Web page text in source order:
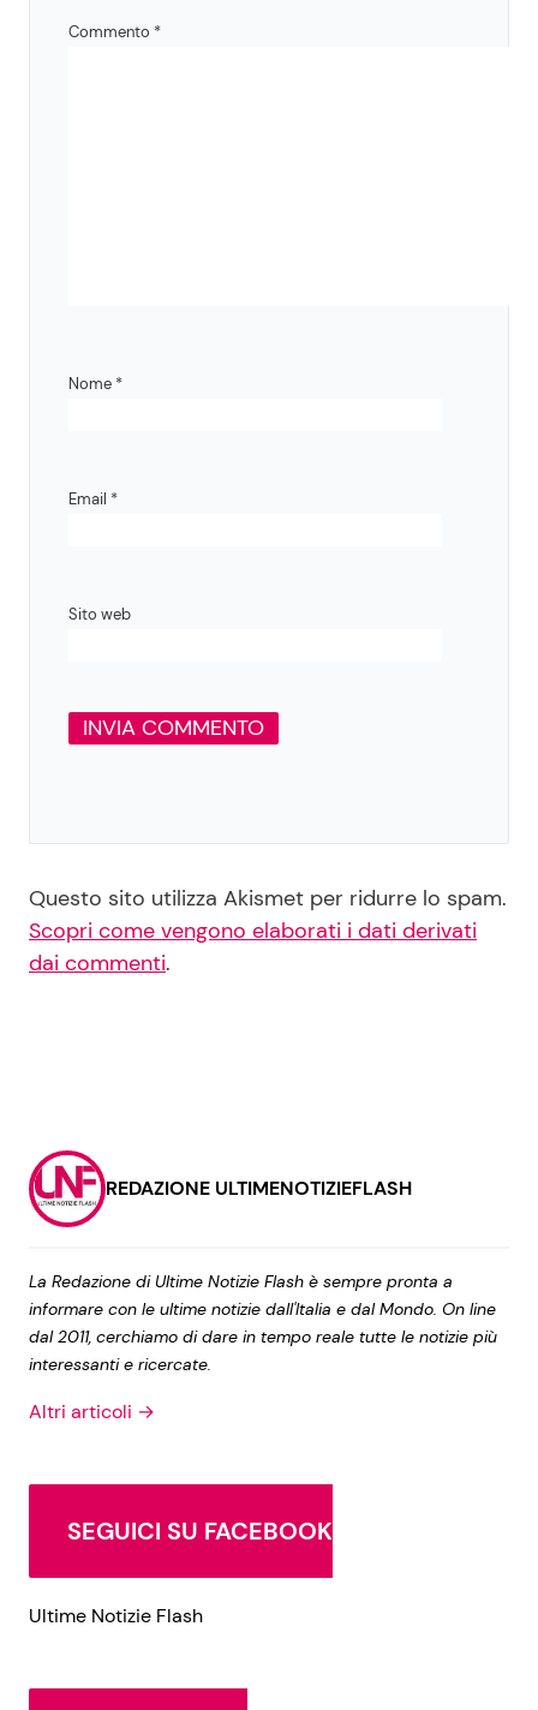
Commento *
Nome *
Email *
Sito web
Questo sito utilizza Akismet per ridurre lo spam.
Scopri come vengono elaborati i dati derivati
dai commenti.
REDAZIONE ULTIMENOTIZIEFLASH
La Redazione di Ultime Notizie Flash è sempre pronta a
informare con le ultime notizie dall'Italia e dal Mondo. On line
dal 2011, cerchiamo di dare in tempo reale tutte le notizie più
interessanti e ricercate.
Altri articoli →
SEGUICI SU FACEBOOK
Ultime Notizie Flash